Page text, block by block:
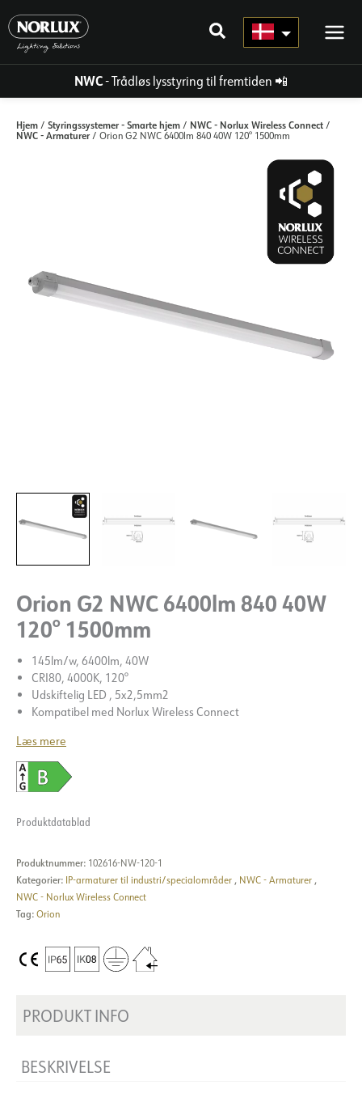
indhold
NWC- Trådløs lysstyring til fremtiden 📲
Hjem / Styringssystemer - Smarte hjem / NWC - Norlux Wireless Connect /
NWC - Armaturer/ Orion G2 NWC 6400lm 840 40W 120° 1500mm
Orion G2 NWC 6400lm 840 40W
120° 1500mm
145lm/w, 6400lm, 40W
CRI80, 4000K, 120°
Udskiftelig LED , 5x2,5mm2
Kompatibel med Norlux Wireless Connect
Læs mere
Produktdatablad
Produktnummer: 102616-NW-120-1
Kategorier: IP-armaturer til industri/specialområder , NWC - Armaturer ,
NWC - Norlux Wireless Connect
Tag: Orion
PRODUKT INFO
BESKRIVELSE